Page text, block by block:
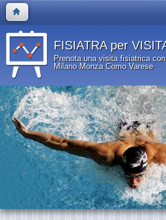
FISIATRA per
Prenota una visita fisiatrica
Milano Monza Como Varese